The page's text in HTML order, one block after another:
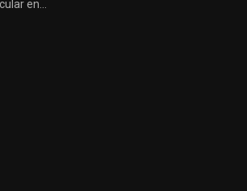
en...